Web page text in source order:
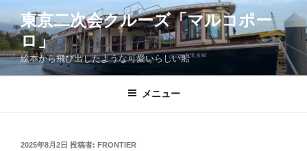
ン
テ
ン
ツ
東京二次会クルーズ「マルコポー
ロ」
絵本から飛び出したような可愛いらしい船
メニュー
投
2025年8月2日 投稿者: FRONTIER